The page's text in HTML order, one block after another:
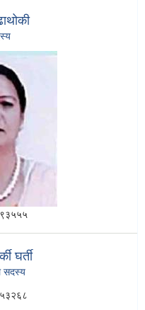
घर्ती
सदस्य